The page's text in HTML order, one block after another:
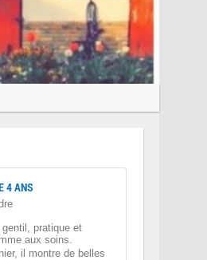
4 ANS
pratique et
aux soins.
il montre de belles